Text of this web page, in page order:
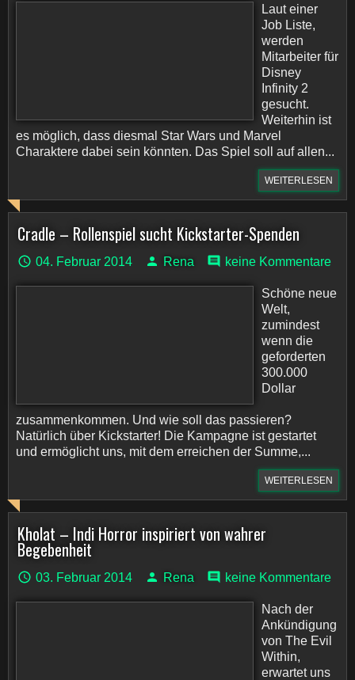
Laut einer
Job Liste,
werden
Mitarbeiter für
Disney
Infinity 2
gesucht.
Weiterhin ist
es möglich, dass diesmal Star Wars und Marvel
Charaktere dabei sein könnten. Das Spiel soll auf allen...
WEITERLESEN
Cradle – Rollenspiel sucht Kickstarter-Spenden
04. Februar 2014 Rena keine Kommentare
Schöne neue
Welt,
zumindest
wenn die
geforderten
300.000
Dollar
zusammenkommen. Und wie soll das passieren?
Natürlich über Kickstarter! Die Kampagne ist gestartet
und ermöglicht uns, mit dem erreichen der Summe,...
WEITERLESEN
Kholat – Indi Horror inspiriert von wahrer
Begebenheit
03. Februar 2014 Rena keine Kommentare
Nach der
Ankündigung
von The Evil
Within,
erwartet uns